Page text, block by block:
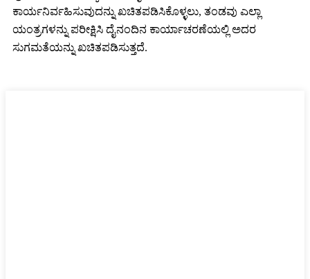
ಕಾರ್ಯನಿರ್ವಹಿಸುವುದನ್ನು ಖಚಿತಪಡಿಸಿಕೊಳ್ಳಲು, ತಂಡವು ಎಲ್ಲಾ
ಯಂತ್ರಗಳನ್ನು ಪರೀಕ್ಷಿಸಿ ದೈನಂದಿನ ಕಾರ್ಯಾಚರಣೆಯಲ್ಲಿ ಅದರ
ಸುಗಮತೆಯನ್ನು ಖಚಿತಪಡಿಸುತ್ತದೆ.